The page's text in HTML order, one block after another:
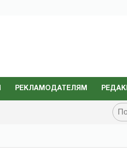
РЕКЛАМОДАТЕЛЯМ